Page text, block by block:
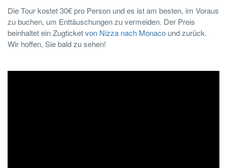
Die Tour kostet 30€ pro Person und es ist am besten, im Voraus
zu buchen, um Enttäuschungen zu vermeiden. Der Preis
beinhaltet ein Zugticketvon Nizza nach Monaco und zurück.
Wir hoffen, Sie bald zu sehen!